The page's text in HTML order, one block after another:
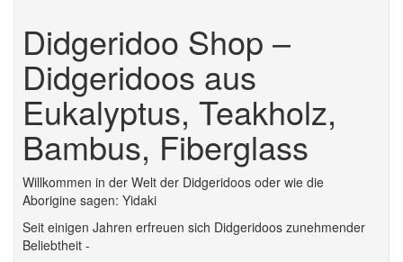
Didgeridoo Shop –
Didgeridoos aus
Eukalyptus, Teakholz,
Bambus, Fiberglass
Willkommen in der Welt der Didgeridoos oder wie die
Aborigine sagen: Yidaki
Seit einigen Jahren erfreuen sich Didgeridoos zunehmender
Beliebtheit -